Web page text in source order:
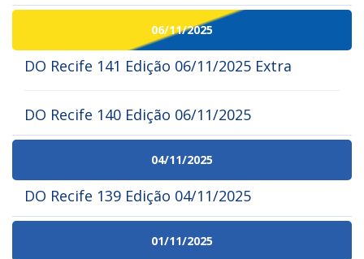
06/11/2025
DO Recife 141 Edição 06/11/2025 Extra
DO Recife 140 Edição 06/11/2025
04/11/2025
DO Recife 139 Edição 04/11/2025
01/11/2025